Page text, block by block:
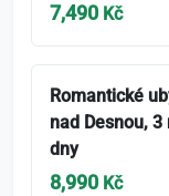
7,490 Kč
Romantické
nad Desnou, 3
dny
8,990 Kč